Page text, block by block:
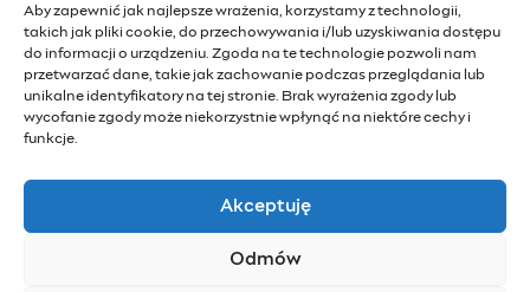
Aby zapewnić jak najlepsze wrażenia, korzystamy z technologii,
takich jak pliki cookie, do przechowywania i/lub uzyskiwania dostępu
do informacji o urządzeniu. Zgoda na te technologie pozwoli nam
przetwarzać dane, takie jak zachowanie podczas przeglądania lub
unikalne identyfikatory na tej stronie. Brak wyrażenia zgody lub
wycofanie zgody może niekorzystnie wpłynąć na niektóre cechy i
funkcje.
Akceptuję
Odmów
IoT - Internet rzeczy (otwiera się w nowym oknie)
BIP - Biuletyn Informacji Publicznej (otwiera się w nowym oknie)
Działam dla Warszawy
Budżet Obywatelski (otwiera się w nowym oknie)
Konsultacje społeczne